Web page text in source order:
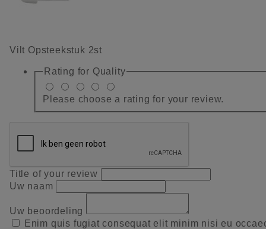
Vilt Opsteekstuk 2st
Rating for Quality
Please choose a rating for your review.
Title of your review
Uw naam
Uw beoordeling
Enim quis fugiat consequat elit minim nisi eu